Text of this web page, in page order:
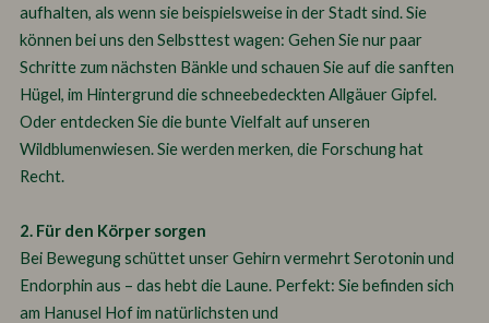
aufhalten, als wenn sie beispielsweise in der Stadt sind. Sie
können bei uns den Selbsttest wagen: Gehen Sie nur paar
Schritte zum nächsten Bänkle und schauen Sie auf die sanften
Hügel, im Hintergrund die schneebedeckten Allgäuer Gipfel.
Oder entdecken Sie die bunte Vielfalt auf unseren
Wildblumenwiesen. Sie werden merken, die Forschung hat
Recht.
2. Für den Körper sorgen
Bei Bewegung schüttet unser Gehirn vermehrt Serotonin und
Endorphin aus – das hebt die Laune. Perfekt: Sie befinden sich
am Hanusel Hof im natürlichsten und